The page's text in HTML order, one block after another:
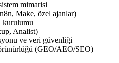
mimarisi
Make, özel ajanlar)
kurulumu
Analist)
ve veri güvenliği
(GEO/AEO/SEO)